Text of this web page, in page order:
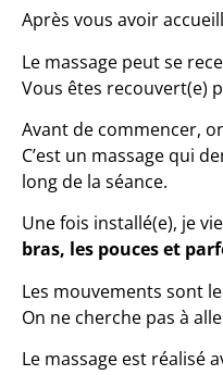
Après vous avoir
Le massage peut se
Vous êtes recouvert(e)
Avant de commencer,
C’est un massage qui
long de la séance.
Une fois installé(e), je
bras, les pouces et
Les mouvements sont
On ne cherche pas à
Le massage est réalisé